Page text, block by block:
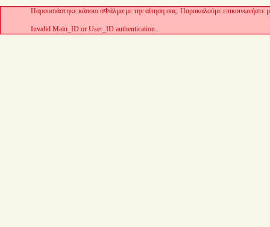
Παρουσιάστηκε κάποιο σΦάλμα με την αίτηση σας. Παρακαλούμε επικοινωνήστε
Invalid Main_ID or User_ID authentication..